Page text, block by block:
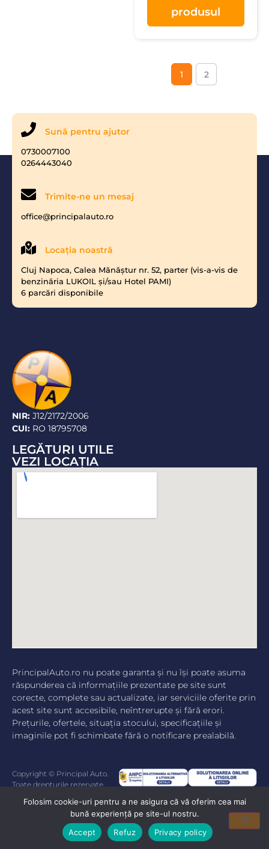
produsul
1 2
Sună pentru ajutor
0730007100
0264443040
Trimite-ne un mesaj
office@principalauto.ro
Locaţia noastră
Cluj Napoca, Calea Mănăştur nr. 52, parter (vis-a-vis de
benzinăria LUKOIL şi/sau Hotel PAMI)
6 parcări disponibile
NIR: J12/2172/2006
CUI: RO 18795708
LEGĂTURI UTILE
VEZI LOCAŢIA
PrincipalAuto.ro nu poate garanta şi nu îşi poate asuma
răspunderea că informaţiile prezentate pe site sunt
corecte, complete sau actualizate, iar serviciile oferite prin
acest site sunt accesibile, neîntrerupte şi fără erori.
Preţurile, ofertele, situaţia stocului, specificaţiile şi
imaginile pot fi schimbate fără o notificare prealabilă.
Copyright © Principal Auto.
Toate drepturile rezervate.
Folosim cookie-uri pentru a ne asigura că vă oferim cea mai
bună experiență pe site-ul nostru.
Accept
Refuz Privacy policy